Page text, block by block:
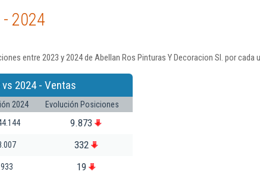
2024
entre 2023 y 2024 de Abellan Ros Pinturas Y Decoracion Sl. por cada
2024 - Ventas
2024
Evolución Posiciones
9.873
332
933 19